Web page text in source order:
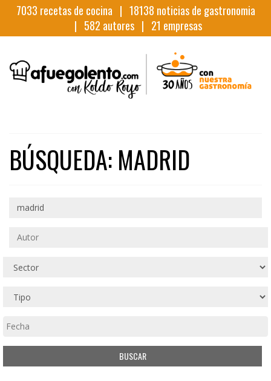
7033 recetas de cocina | 18138 noticias de gastronomia
| 582 autores | 21 empresas
BÚSQUEDA: MADRID